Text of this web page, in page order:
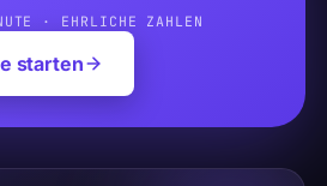
· EHRLICHE ZAHLEN
starten